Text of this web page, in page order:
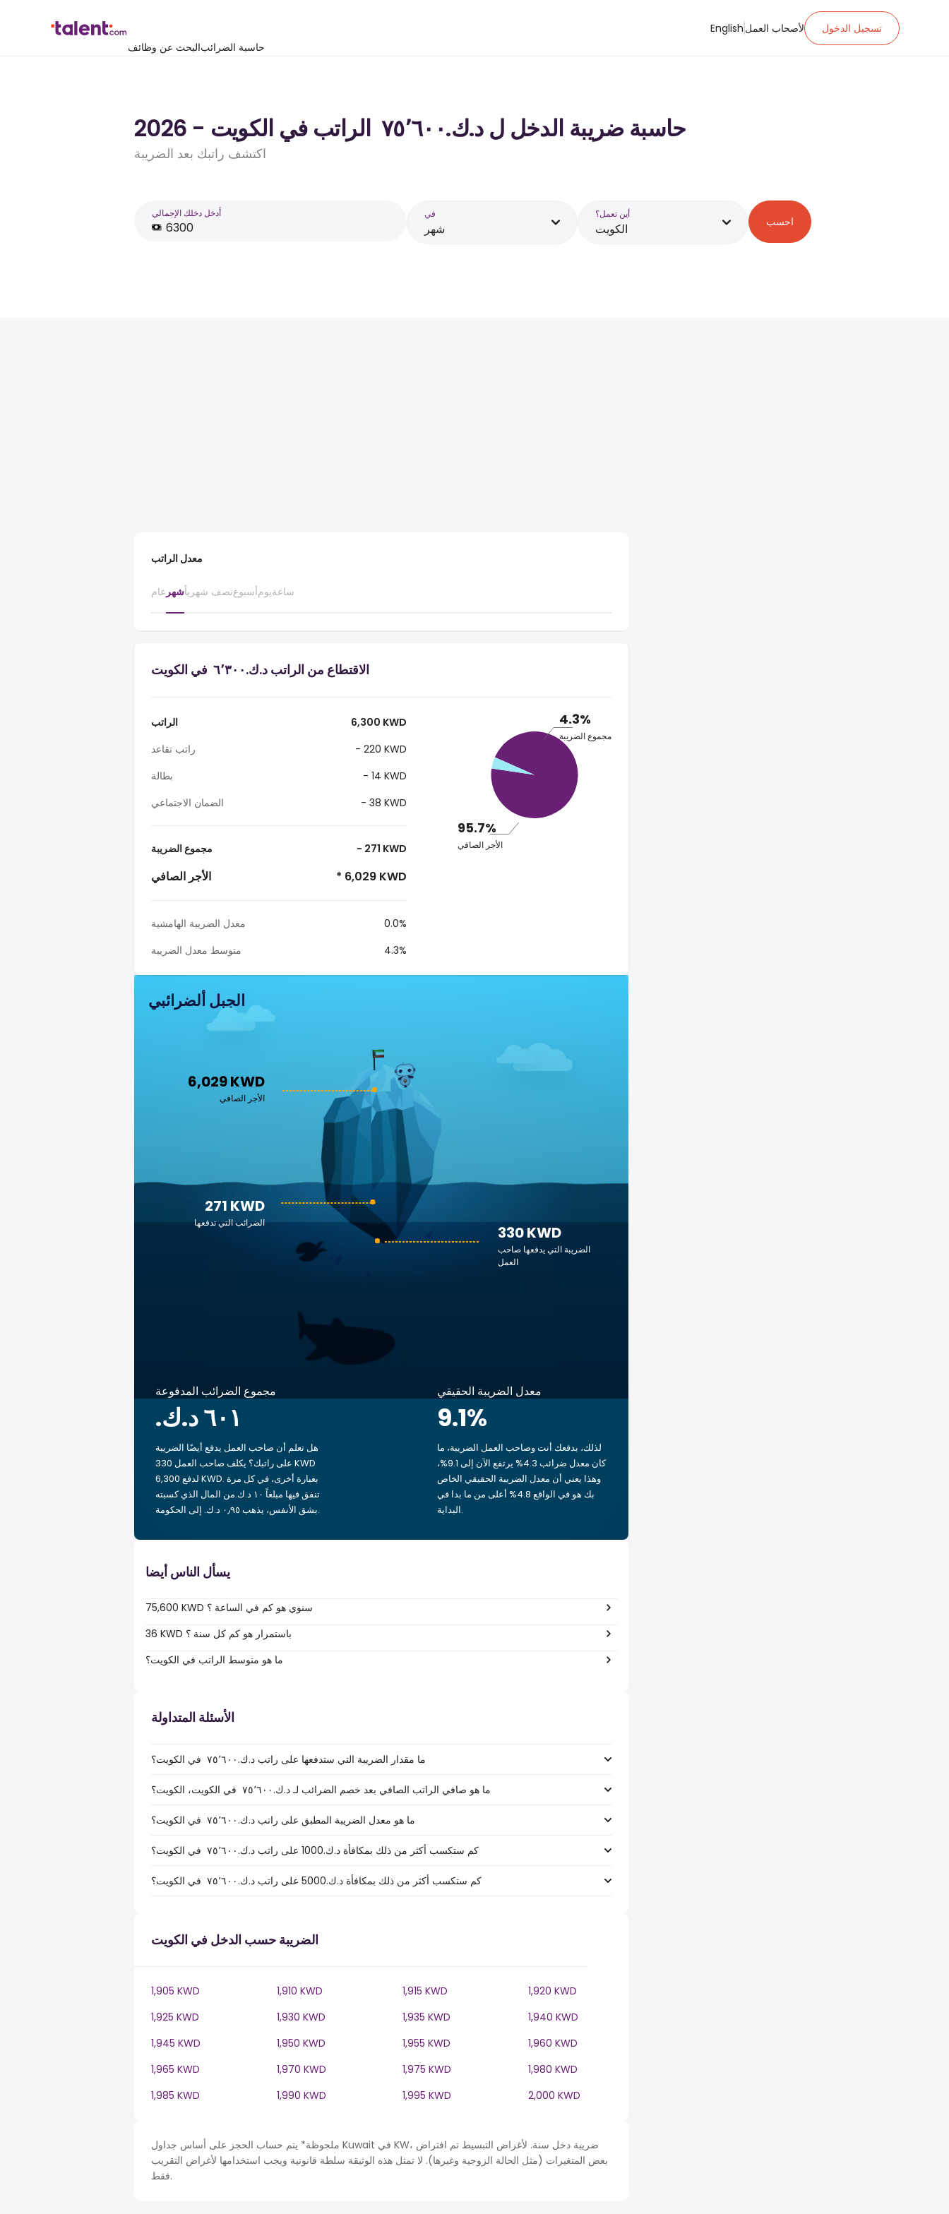
البحث عن وظائفحاسبة الضرائب
English لأصحاب العمل تسجيل الدخول
حاسبة ضريبة الدخل ل د.ك.‏٧٥٬٦٠٠ ‏ الراتب في الكويت - 2026
اكتشف راتبك بعد الضريبة
أَدخل دخلك الإجمالي في
شهر
أين تعمل؟
الكويت احسب
معدل الراتب
عام شهرنصف شهرياًأسبوعيومساعة
الاقتطاع من الراتب د.ك.‏٦٬٣٠٠ ‏ في الكويت
الراتب
6,300 KWD
راتب تقاعد
- 220 KWD
بطالة
- 14 KWD
الضمان الاجتماعي
- 38 KWD
مجموع الضريبة - 271 KWD
الأجر الصافي * 6,029 KWD
معدل الضريبة الهامشية
0.0%
متوسط معدل الضريبة
4.3%
4.3%
مجموع الضريبة
95.7%
الأجر الصافي
الجبل ألضرائبي
6,029 KWD
الأجر الصافي
330 KWD
الضريبة التي يدفعها صاحب
العمل
271 KWD
الضرائب التي تدفعها
مجموع الضرائب المدفوعة
هل تعلم أن صاحب العمل يدفع أيضًا الضريبة
على راتبك؟ يكلف صاحب العمل 330 KWD
لدفع 6,300 KWD. بعبارة أخرى، في كل مرة
تنفق فيها مبلغاً ‏١٠ د.ك.‏من المال الذي كسبته
بشق الأنفس، يذهب ‏٠٫٩٥ د.ك.‏ إلى الحكومة.
معدل الضريبة الحقيقي
9.1%
لذلك، بدفعك أنت وصاحب العمل الضريبة، ما
كان معدل ضرائب 4.3% يرتفع الآن إلى 9.1%،
وهذا يعني أن معدل الضريبة الحقيقي الخاص
بك هو في الواقع 4.8% أعلى من ما بدا في
البداية.
يسأل الناس أيضا
75,600 KWD سنوي هو كم في الساعة ؟
36 KWD باستمرار هو كم كل سنة ؟
ما هو متوسط الراتب في الكويت؟
الأسئلة المتداولة
ما مقدار الضريبة التي ستدفعها على راتب د.ك.‏٧٥٬٦٠٠ ‏ في الكويت؟
ما هو صافي الراتب الصافي بعد خصم الضرائب لـ د.ك.‏٧٥٬٦٠٠ ‏ في الكويت، الكويت؟
ما هو معدل الضريبة المطبق على راتب د.ك.‏٧٥٬٦٠٠ ‏ في الكويت؟
كم ستكسب أكثر من ذلك بمكافأة د.ك.1000 على راتب د.ك.‏٧٥٬٦٠٠ ‏ في الكويت؟
كم ستكسب أكثر من ذلك بمكافأة د.ك.5000 على راتب د.ك.‏٧٥٬٦٠٠ ‏ في الكويت؟
الضريبة حسب الدخل في الكويت
1,905 KWD 1,910 KWD 1,915 KWD
1,920 KWD
1,925 KWD
1,930 KWD 1,935 KWD
1,940 KWD
1,945 KWD
1,950 KWD 1,955 KWD
1,960 KWD
1,965 KWD
1,970 KWD 1,975 KWD
1,980 KWD
1,985 KWD
1,990 KWD 1,995 KWD 2,000 KWD
ملحوظة* يتم حساب الحجز على أساس جداول Kuwait في KW، ضريبة دخل سنة. لأغراض التبسيط تم افتراض
بعض المتغيرات (مثل الحالة الزوجية وغيرها). لا تمثل هذه الوثيقة سلطة قانونية ويجب استخدامها لأغراض التقريب
فقط.